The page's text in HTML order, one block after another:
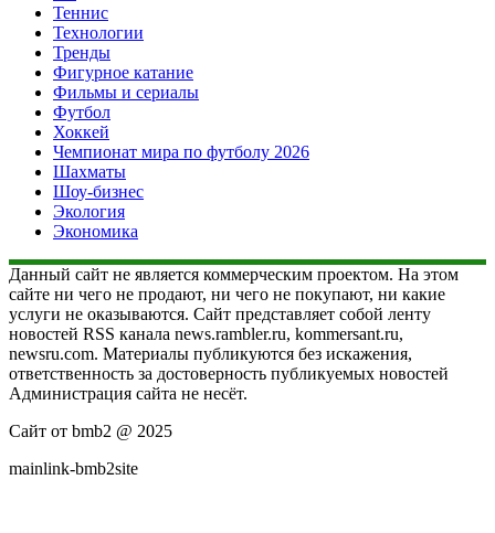
Теннис
Технологии
Тренды
Фигурное катание
Фильмы и сериалы
Футбол
Хоккей
Чемпионат мира по футболу 2026
Шахматы
Шоу-бизнес
Экология
Экономика
Данный сайт не является коммерческим проектом. На этом
сайте ни чего не продают, ни чего не покупают, ни какие
услуги не оказываются. Сайт представляет собой ленту
новостей RSS канала news.rambler.ru, kommersant.ru,
newsru.com. Материалы публикуются без искажения,
ответственность за достоверность публикуемых новостей
Администрация сайта не несёт.
Сайт от bmb2 @ 2025
mainlink-bmb2site